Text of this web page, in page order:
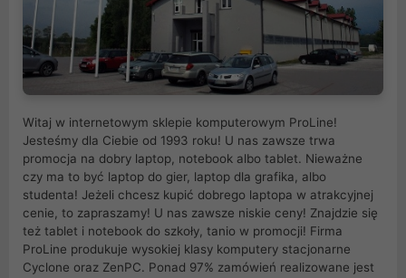
Witaj w internetowym sklepie komputerowym ProLine!
Jesteśmy dla Ciebie od 1993 roku! U nas zawsze trwa
promocja na dobry laptop, notebook albo tablet. Nieważne
czy ma to być laptop do gier, laptop dla grafika, albo
studenta! Jeżeli chcesz kupić dobrego laptopa w atrakcyjnej
cenie, to zapraszamy! U nas zawsze niskie ceny! Znajdzie się
też tablet i notebook do szkoły, tanio w promocji! Firma
ProLine produkuje wysokiej klasy komputery stacjonarne
Cyclone oraz ZenPC. Ponad 97% zamówień realizowane jest